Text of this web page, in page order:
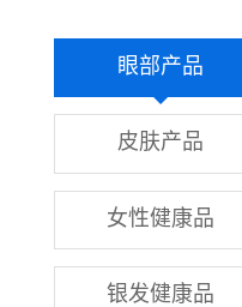
眼部产品
皮肤产品
女性健康品
银发健康品